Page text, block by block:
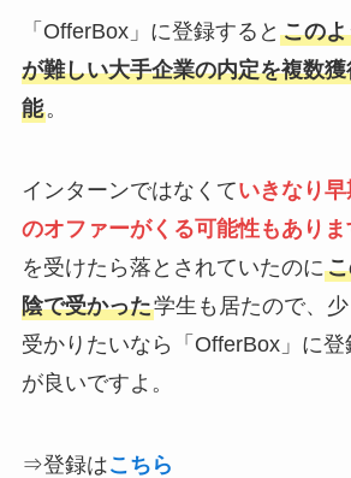
「OfferBox」に登録すると この
が難しい大手企業の内定を複数
能。
インターンではなくていきなり早
のオファーがくる可能性もありま
を受けたら落とされていたのに
陰で受かった学生も居たので、
受かりたいなら「OfferBox」に
が良いですよ。
⇒登録はこちら